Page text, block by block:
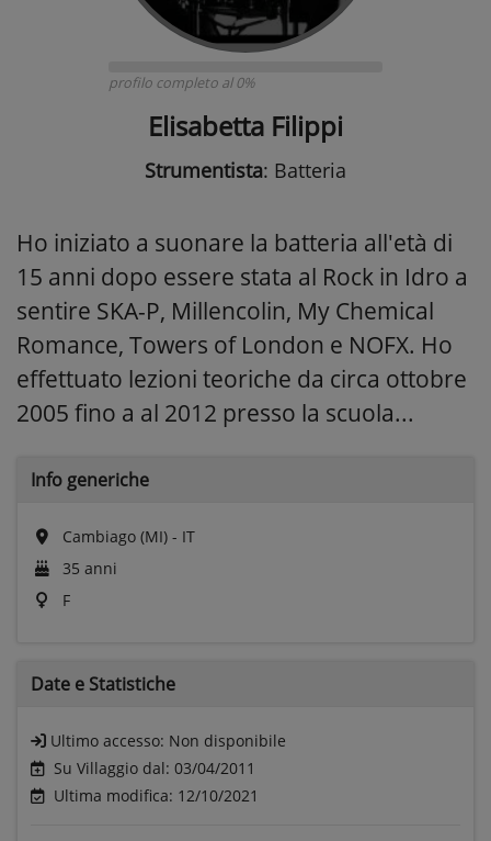
profilo completo al 0%
Elisabetta Filippi
Strumentista: Batteria
Ho iniziato a suonare la batteria all'età di
15 anni dopo essere stata al Rock in Idro a
sentire SKA-P, Millencolin, My Chemical
Romance, Towers of London e NOFX. Ho
effettuato lezioni teoriche da circa ottobre
2005 fino a al 2012 presso la scuola...
Info generiche
Cambiago (MI) - IT
35 anni
F
Date e Statistiche
Ultimo accesso: Non disponibile
Su Villaggio dal: 03/04/2011
Ultima modifica: 12/10/2021